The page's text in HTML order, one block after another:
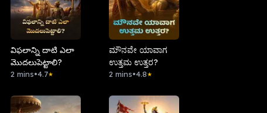
విఫలాన్ని దాటి ఎలా
మొదలుపెట్టాలి?
2 mins•4.7★
ಮೌನವೇ ಯಾವಾಗ
ಉತ್ತಮ ಉತ್ತರ?
2 mins•4.8★